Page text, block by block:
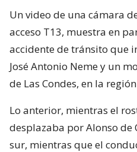
Un video de una cámara
acceso T13, muestra en
accidente de tránsito que
José Antonio Neme y un
de Las Condes, en la
Lo anterior, mientras el
desplazaba por Alonso de
sur, mientras que el